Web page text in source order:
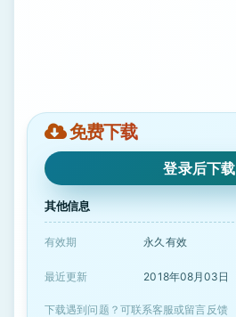
免费下载
登录后下载
其他信息
有效期 永久有效
最近更新 2018年08月03日
下载遇到问题？可联系客服或留言反馈